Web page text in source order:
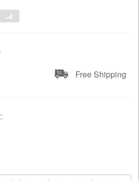
Free Shipping